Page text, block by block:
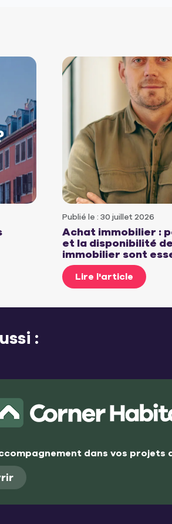
Publié le : 30 juillet 2026
Achat immobilier :
et la disponibilité
immobilier sont
Lire l'article
:
dans vos projets